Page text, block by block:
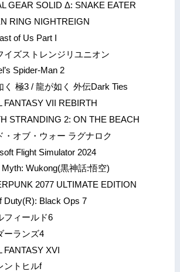
GEAR SOLID Δ: SNAKE EATER
RING NIGHTREIGN
of Us Part I
イズストレンジリユニオン
Spider-Man 2
く 極3 / 龍が如く 外伝Dark Ties
FANTASY VII REBIRTH
STRANDING 2: ON THE BEACH
・オブ・ウォー ラグナロク
Flight Simulator 2024
Wukong(黒神話:悟空)
2077 ULTIMATE EDITION
Duty(R): Black Ops 7
フィールド6
ーランズ4
FANTASY XVI
ントヒルf